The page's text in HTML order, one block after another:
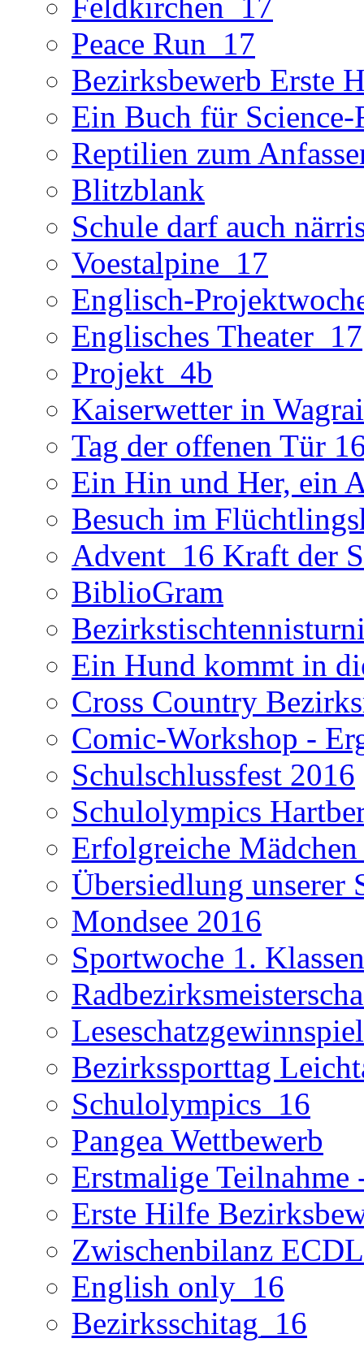
Peace Run_17
Bezirksbewerb Erste
Ein Buch für
Reptilien zum
Blitzblank
Schule darf auch
Voestalpine_17
Englisch-
Englisches Theater_17
Projekt_4b
Kaiserwetter in
Tag der offenen Tür
Ein Hin und Her, ein
Besuch im
Advent_16 Kraft der
BiblioGram
Ein Hund kommt in
Cross Country
Comic-Workshop -
Schulschlussfest 2016
Schulolympics
Erfolgreiche Mädchen
Übersiedlung unserer
Mondsee 2016
Sportwoche 1.
Bezirkssporttag
Schulolympics_16
Pangea Wettbewerb
Erstmalige Teilnahme
Erste Hilfe
Zwischenbilanz
English only_16
Bezirksschitag_16